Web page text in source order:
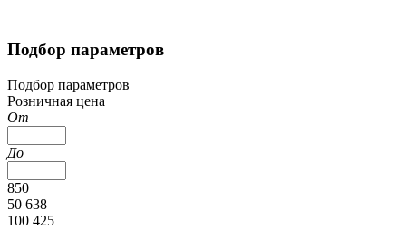
Подбор параметров
Подбор параметров
Розничная цена
От
До
850
50 638
100 425